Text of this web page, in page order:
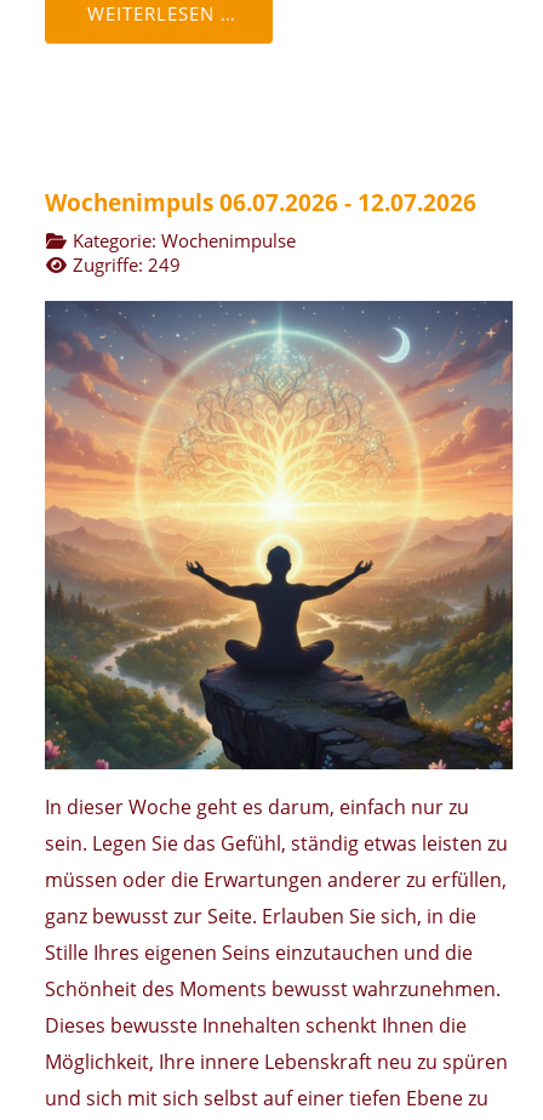
WEITERLESEN …
Wochenimpuls 06.07.2026 - 12.07.2026
Kategorie: Wochenimpulse
Zugriffe: 249
In dieser Woche geht es darum, einfach nur zu
sein. Legen Sie das Gefühl, ständig etwas leisten zu
müssen oder die Erwartungen anderer zu erfüllen,
ganz bewusst zur Seite. Erlauben Sie sich, in die
Stille Ihres eigenen Seins einzutauchen und die
Schönheit des Moments bewusst wahrzunehmen.
Dieses bewusste Innehalten schenkt Ihnen die
Möglichkeit, Ihre innere Lebenskraft neu zu spüren
und sich mit sich selbst auf einer tiefen Ebene zu